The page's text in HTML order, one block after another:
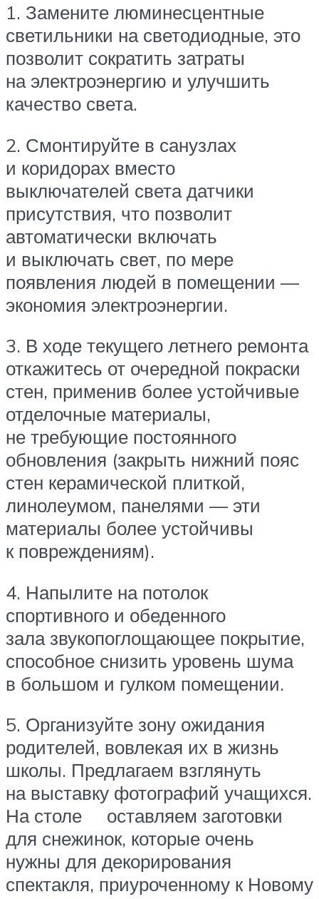
1. Замените люминесцентные
светильники на светодиодные, это
позволит сократить затраты
на электроэнергию и улучшить
качество света.
2. Смонтируйте в санузлах
и коридорах вместо
выключателей света датчики
присутствия, что позволит
автоматически включать
и выключать свет, по мере
появления людей в помещении —
экономия электроэнергии.
3. В ходе текущего летнего ремонта
откажитесь от очередной покраски
стен, применив более устойчивые
отделочные материалы,
не требующие постоянного
обновления (закрыть нижний пояс
стен керамической плиткой,
линолеумом, панелями — эти
материалы более устойчивы
к повреждениям).
4. Напылите на потолок
спортивного и обеденного
зала звукопоглощающее покрытие,
способное снизить уровень шума
в большом и гулком помещении.
5. Организуйте зону ожидания
родителей, вовлекая их в жизнь
школы. Предлагаем взглянуть
на выставку фотографий учащихся.
На столе оставляем заготовки
для снежинок, которые очень
нужны для декорирования
спектакля, приуроченному к Новому